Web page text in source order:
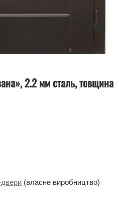
2.2 мм сталь, товщина
(власне виробництво)